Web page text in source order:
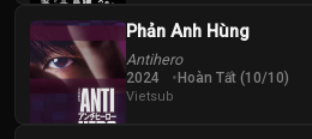
Phản Anh Hùng
Antihero
2024 Hoàn Tất (10/10)
Vietsub